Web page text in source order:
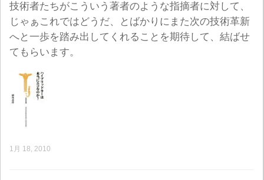
技術者たちがこういう著者のような指摘者に対して、
じゃぁこれではどうだ、とばかりにまた次の技術革新
へと一歩を踏み出してくれることを期待して、結ばせ
てもらいます。
1月 18, 2010